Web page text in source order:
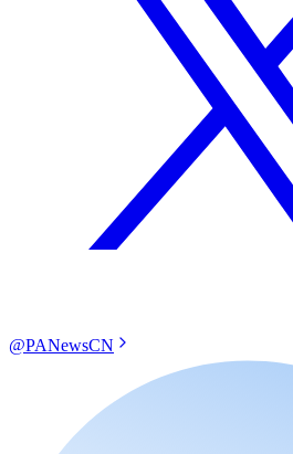
@PANewsCN